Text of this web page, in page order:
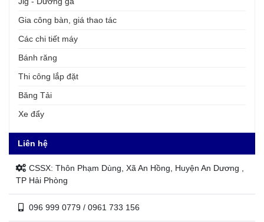
Gia công bàn, giá thao tác
Các chi tiết máy
Bánh răng
Thi công lắp đặt
Băng Tải
Xe đẩy
Liên hệ
CSSX: Thôn Phạm Dùng, Xã An Hồng, Huyện An Dương ,
TP Hải Phòng
096 999 0779 / 0961 733 156